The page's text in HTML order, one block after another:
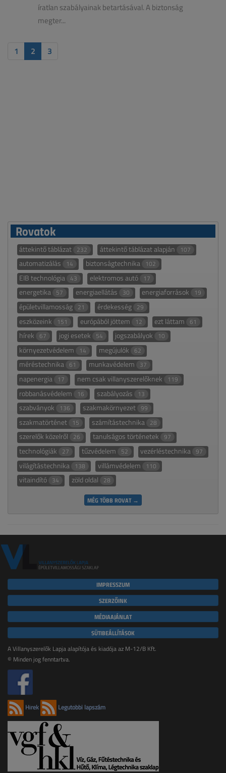
íratlan szabályainak betartásával. A biztonság
megter...
1 2 3
Rovatok
áttekintő táblázat 232 áttekintő táblázat alapján 107
automatizálás 14 biztonságtechnika 102
EIB technológia 43 elektromos autó 17
energetika 57 energiaellátás 30 energiaforrások 19
épületvillamosság 21 érdekesség 29
eszközeink 151 európából jöttem 12 ezt láttam 61
hírek 67 jogi esetek 54 jogszabályok 10
környezetvédelem 14 megújulók 62
méréstechnika 61 munkavédelem 37
napenergia 17 nem csak villanyszerelőknek 119
robbanásvédelem 16 szabályozás 13
szabványok 136 szakmakörnyezet 99
szakmatörténet 15 számítástechnika 28
szerelők közelről 26 tanulságos történetek 97
technológiák 27 tűzvédelem 52 vezérléstechnika 97
világítástechnika 138 villámvédelem 110
vitaindító 34 zöld oldal 28
MÉG TÖBB ROVAT →
IMPRESSZUM
SZERZŐINK
MÉDIAAJÁNLAT
SÜTIBEÁLLÍTÁSOK
A Villanyszerelők Lapja alapítója és kiadója az M-12/B Kft.
© Minden jog fenntartva.
Hírek Legutóbbi lapszám